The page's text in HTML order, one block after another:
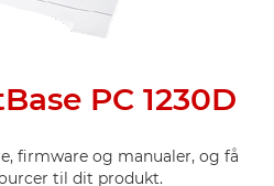
PC 1230D
firmware og manualer, og få
til dit produkt.